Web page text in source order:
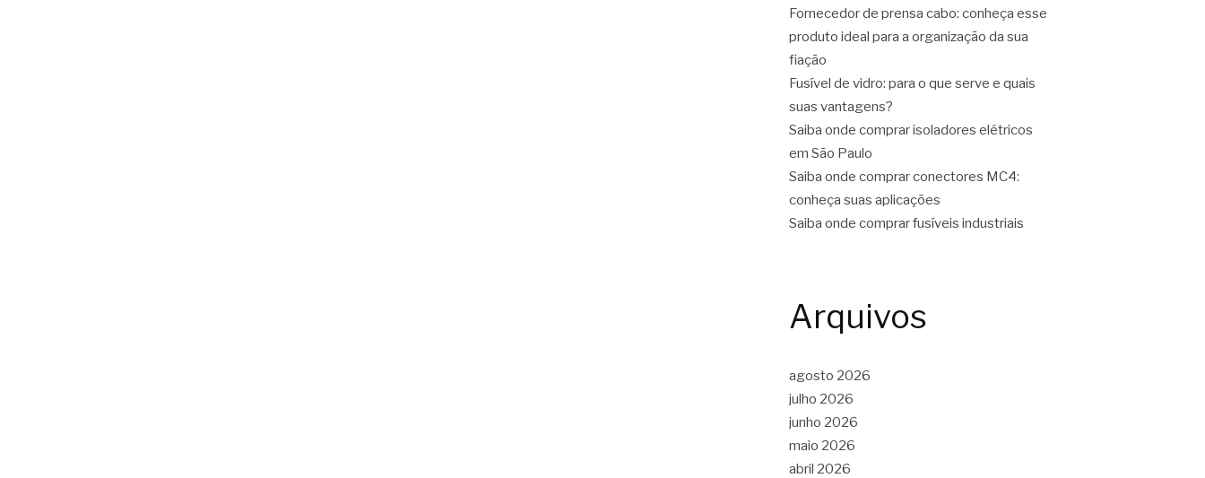
Fornecedor de prensa cabo: conheça esse
produto ideal para a organização da sua
fiação
Fusível de vidro: para o que serve e quais
suas vantagens?
Saiba onde comprar isoladores elétricos
em São Paulo
Saiba onde comprar conectores MC4:
conheça suas aplicações
Saiba onde comprar fusíveis industriais
Arquivos
agosto 2026
julho 2026
junho 2026
maio 2026
abril 2026